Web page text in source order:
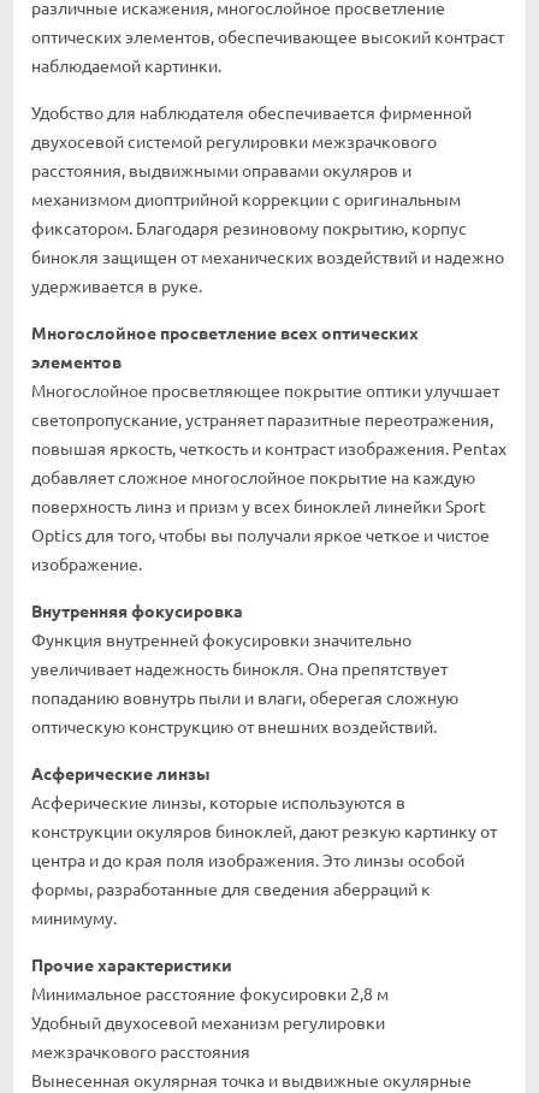
различные искажения, многослойное просветление
оптических элементов, обеспечивающее высокий контраст
наблюдаемой картинки.
Удобство для наблюдателя обеспечивается фирменной
двухосевой системой регулировки межзрачкового
расстояния, выдвижными оправами окуляров и
механизмом диоптрийной коррекции с оригинальным
фиксатором. Благодаря резиновому покрытию, корпус
бинокля защищен от механических воздействий и надежно
удерживается в руке.
Многослойное просветление всех оптических
элементов
Многослойное просветляющее покрытие оптики улучшает
светопропускание, устраняет паразитные переотражения,
повышая яркость, четкость и контраст изображения. Pentax
добавляет сложное многослойное покрытие на каждую
поверхность линз и призм у всех биноклей линейки Sport
Optics для того, чтобы вы получали яркое четкое и чистое
изображение.
Внутренняя фокусировка
Функция внутренней фокусировки значительно
увеличивает надежность бинокля. Она препятствует
попаданию вовнутрь пыли и влаги, оберегая сложную
оптическую конструкцию от внешних воздействий.
Асферические линзы
Асферические линзы, которые используются в
конструкции окуляров биноклей, дают резкую картинку от
центра и до края поля изображения. Это линзы особой
формы, разработанные для сведения аберраций к
минимуму.
Прочие характеристики
Минимальное расстояние фокусировки 2,8 м
Удобный двухосевой механизм регулировки
межзрачкового расстояния
Вынесенная окулярная точка и выдвижные окулярные